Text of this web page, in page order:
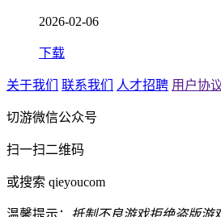
2026-02-06
下载
关于我们 联系我们 人才招聘 用户协
切游微信公众号
扫一扫二维码
或搜索 qieyoucom